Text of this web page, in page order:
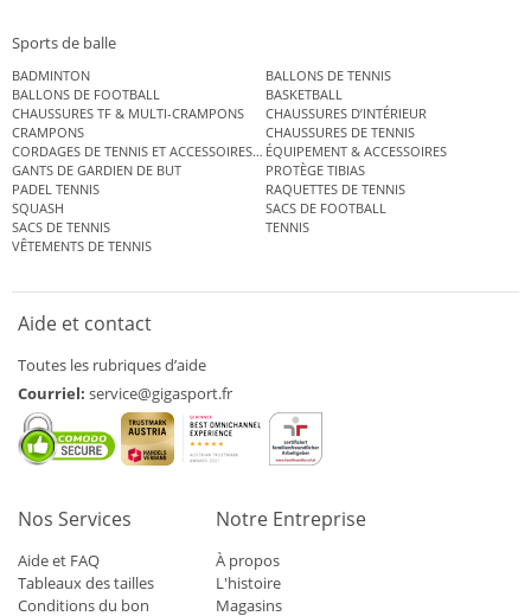
Sports de balle
BADMINTON
BALLONS DE TENNIS
BALLONS DE FOOTBALL
BASKETBALL
CHAUSSURES TF & MULTI-CRAMPONS
CHAUSSURES D’INTÉRIEUR
CRAMPONS
CHAUSSURES DE TENNIS
CORDAGES DE TENNIS ET ACCESSOIRES DE TENNISÉQUIPEMENT & ACCESSOIRES
GANTS DE GARDIEN DE BUT
PROTÈGE TIBIAS
PADEL TENNIS
RAQUETTES DE TENNIS
SQUASH
SACS DE FOOTBALL
SACS DE TENNIS
TENNIS
VÊTEMENTS DE TENNIS
Aide et contact
Toutes les rubriques d’aide
Courriel: service@gigasport.fr
Nos Services
Aide et FAQ
Tableaux des tailles
Conditions du bon
Notre Entreprise
À propos
L'histoire
Magasins